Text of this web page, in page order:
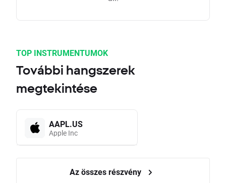
TOP INSTRUMENTUMOK
További hangszerek
megtekintése
AAPL.US
Apple Inc
Az összes részvény